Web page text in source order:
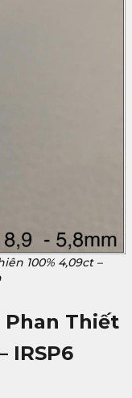
100% 4,09ct –
Phan Thiết
IRSP6